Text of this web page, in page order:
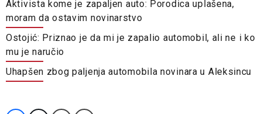
Aktivista kome je zapaljen auto: Porodica uplašena,
moram da ostavim novinarstvo
Ostojić: Priznao je da mi je zapalio automobil, ali ne i ko
mu je naručio
Uhapšen zbog paljenja automobila novinara u Aleksincu